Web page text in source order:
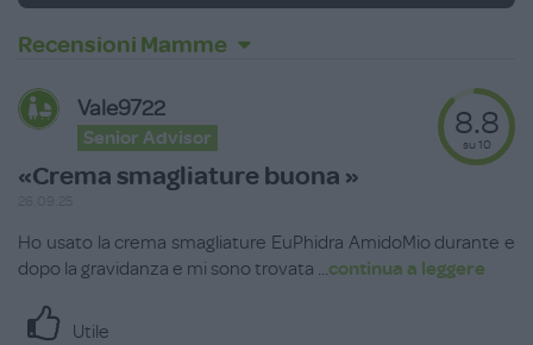
Recensioni Mamme
Vale9722
Senior Advisor
«Crema smagliature buona »
8.8
su 10
Ho usato la crema smagliature EuPhidra AmidoMio durante e
dopo la gravidanza e mi sono trovata ...continua a leggere
Utile